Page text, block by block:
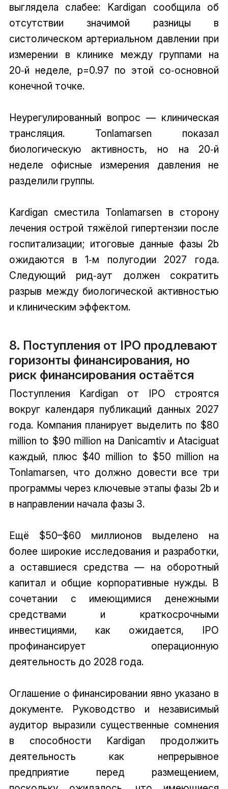
выглядела слабее: Kardigan сообщила об
отсутствии значимой разницы в
систолическом артериальном давлении при
измерении в клинике между группами на
20‑й неделе, p=0.97 по этой со‑основной
конечной точке.
Неурегулированный вопрос — клиническая
трансляция. Tonlamarsen показал
биологическую активность, но на 20‑й
неделе офисные измерения давления не
разделили группы.
Kardigan сместила Tonlamarsen в сторону
лечения острой тяжёлой гипертензии после
госпитализации; итоговые данные фазы 2b
ожидаются в 1‑м полугодии 2027 года.
Следующий рид‑аут должен сократить
разрыв между биологической активностью
и клиническим эффектом.
8. Поступления от IPO продлевают
горизонты финансирования, но
риск финансирования остаётся
Поступления Kardigan от IPO строятся
вокруг календаря публикаций данных 2027
года. Компания планирует выделить по $80
million to $90 million на Danicamtiv и Ataciguat
каждый, плюс $40 million to $50 million на
Tonlamarsen, что должно довести все три
программы через ключевые этапы фазы 2b и
в направлении начала фазы 3.
Ещё $50–$60 миллионов выделено на
более широкие исследования и разработки,
а оставшиеся средства — на оборотный
капитал и общие корпоративные нужды. В
сочетании с имеющимися денежными
средствами и краткосрочными
инвестициями, как ожидается, IPO
профинансирует операционную
деятельность до 2028 года.
Оглашение о финансировании явно указано в
документе. Руководство и независимый
аудитор выразили существенные сомнения
в способности Kardigan продолжить
деятельность как непрерывное
предприятие перед размещением,